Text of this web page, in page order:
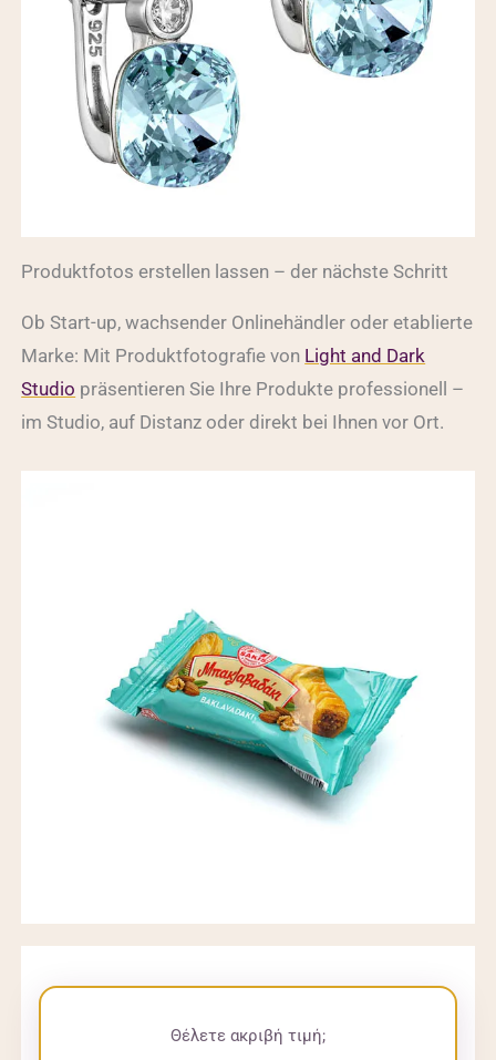
Produktfotos erstellen lassen – der nächste Schritt
Ob Start-up, wachsender Onlinehändler oder etablierte
Marke: Mit Produktfotografie von Light and Dark
Studio präsentieren Sie Ihre Produkte professionell –
im Studio, auf Distanz oder direkt bei Ihnen vor Ort.
Θέλετε ακριβή τιμή;